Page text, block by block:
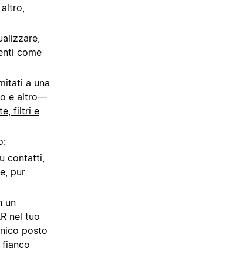
come
a una
e altro—
filtri e
contatti,
pur
un
nel tuo
posto